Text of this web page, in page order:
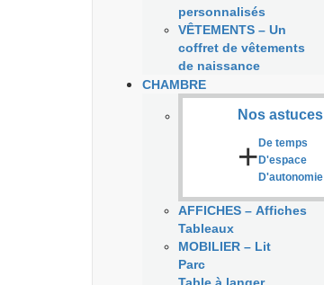
personnalisés
VÊTEMENTS – Un
coffret de vêtements
de naissance
CHAMBRE
Nos astuces
+ De temps
D'espace
D'autonomie
AFFICHES – Affiches
Tableaux
MOBILIER – Lit
Parc